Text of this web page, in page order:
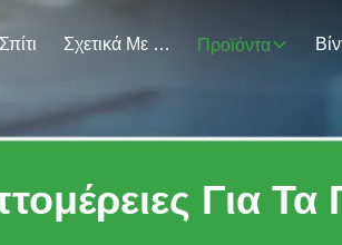
Σπίτι Σχετικά Με Εμάς Προϊόντα
Για Τα